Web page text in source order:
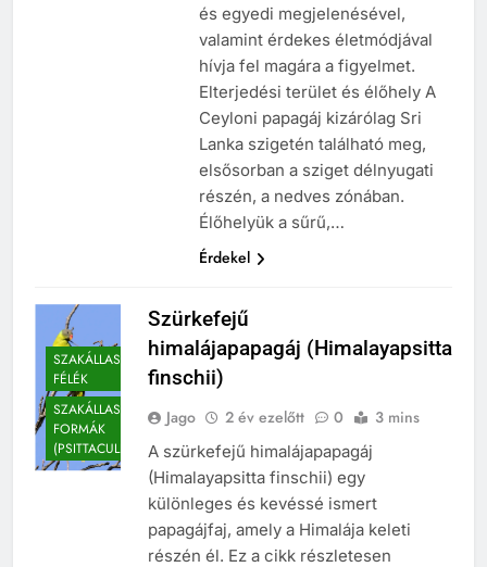
és egyedi megjelenésével,
valamint érdekes életmódjával
hívja fel magára a figyelmet.
Elterjedési terület és élőhely A
Ceyloni papagáj kizárólag Sri
Lanka szigetén található meg,
elsősorban a sziget délnyugati
részén, a nedves zónában.
Élőhelyük a sűrű,…
Érdekel
SZAKÁLLASPAPAGÁJ
FÉLÉK
SZAKÁLLASPAPAGÁJ-
FORMÁK
(PSITTACULINAE)
Szürkefejű
himalájapapagáj (Himalayapsitta
finschii)
Jago 2 év ezelőtt 0 3 mins
A szürkefejű himalájapapagáj
(Himalayapsitta finschii) egy
különleges és kevéssé ismert
papagájfaj, amely a Himalája keleti
részén él. Ez a cikk részletesen